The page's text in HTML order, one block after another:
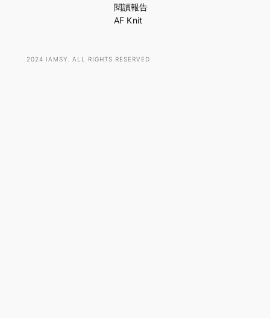
閱讀報告
AF Knit
2024 IAMSY. ALL RIGHTS RESERVED.